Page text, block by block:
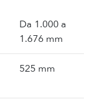
Da 1.000 a
1.676 mm
525 mm